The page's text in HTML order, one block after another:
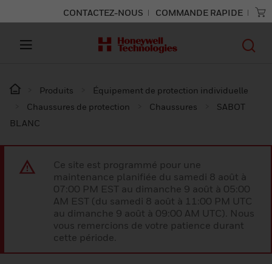
CONTACTEZ-NOUS COMMANDE RAPIDE
Produits
Équipement de protection individuelle
Chaussures de protection
Chaussures
SABOT
BLANC
Ce site est programmé pour une
maintenance planifiée du samedi 8 août à
07:00 PM EST au dimanche 9 août à 05:00
AM EST (du samedi 8 août à 11:00 PM UTC
au dimanche 9 août à 09:00 AM UTC). Nous
vous remercions de votre patience durant
cette période.